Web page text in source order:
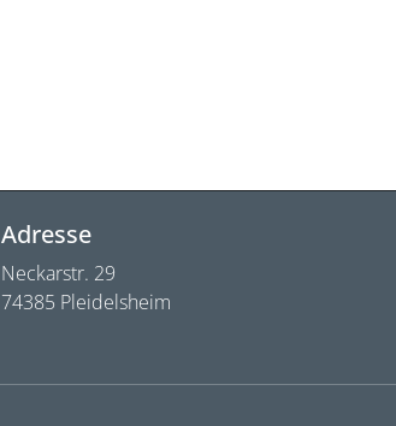
Adresse
Neckarstr. 29
74385 Pleidelsheim